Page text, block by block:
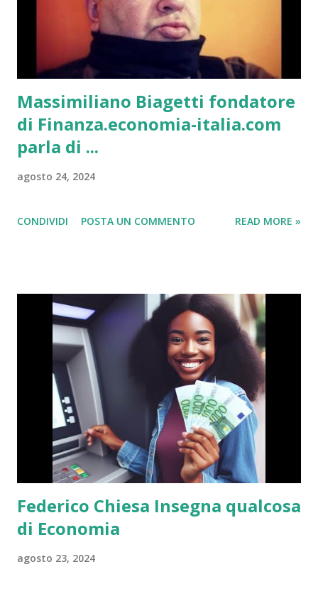
Massimiliano Biagetti fondatore
di Finanza.economia-italia.com
parla di ...
agosto 24, 2024
CONDIVIDI POSTA UN COMMENTO READ MORE »
Federico Chiesa Insegna qualcosa
di Economia
agosto 23, 2024